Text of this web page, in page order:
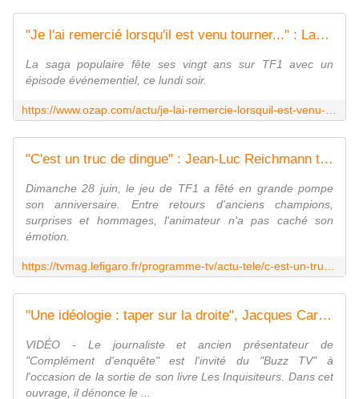
"Je l'ai remercié lorsqu'il est venu tourner..." : Laurent Ournac révèle qu'une star de TF1 a refusé le rôle titre de "Camping Paradis" il y a 20 ans
La saga populaire fête ses vingt ans sur TF1 avec un
épisode événementiel, ce lundi soir.
"C'est un truc de dingue" : Jean-Luc Reichmann très ému pour les 16 ans des "12 Coups de midi"
Dimanche 28 juin, le jeu de TF1 a fêté en grande pompe
son anniversaire. Entre retours d'anciens champions,
surprises et hommages, l'animateur n'a pas caché son
émotion.
"Une idéologie : taper sur la droite", Jacques Cardoze dénonce les dérives de France Télévisions dans son livre
VIDÉO - Le journaliste et ancien présentateur de
"Complément d'enquête" est l'invité du "Buzz TV" à
l'occasion de la sortie de son livre Les Inquisiteurs. Dans cet
ouvrage, il dénonce le ...